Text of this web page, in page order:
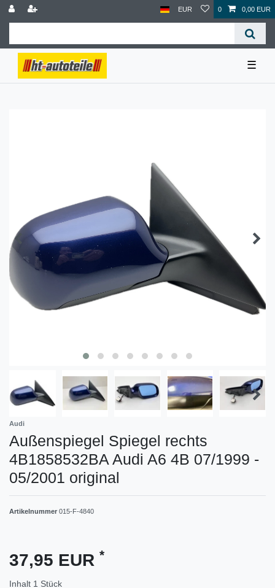
EUR 0 0,00 EUR
☰
Audi
Außenspiegel Spiegel rechts
4B1858532BA Audi A6 4B 07/1999 -
05/2001 original
Artikelnummer 015-F-4840
37,95 EUR *
Inhalt 1 Stück